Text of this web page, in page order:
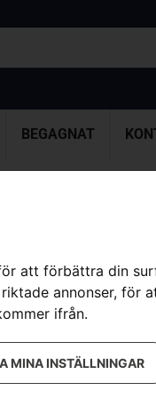
att förbättra din
annonser, för
ifrån.
MINA INSTÄLLNINGAR
BEGAGNAT
597669201
Grästrimmer
Husqvarna
kr